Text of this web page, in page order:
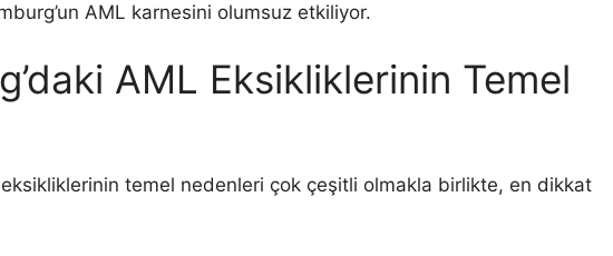
AML karnesini olumsuz etkiliyor.
AML Eksikliklerinin Temel
eksikliklerinin temel nedenleri çok çeşitli olmakla birlikte, en dikkat